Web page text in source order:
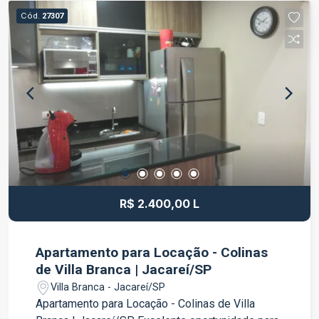
valorizada e com fácil acesso a comércios,
supermercados, escolas, academias e principais
vias da cidade. Ideal para quem busca qualidade
de vida e comodidade. Entre em contato para
mais informações e agende sua visita.
Cód. 27307
R$ 2.400,00 L
Apartamento para Locação - Colinas
de Villa Branca | Jacareí/SP
Villa Branca - Jacareí/SP
Apartamento para Locação - Colinas de Villa